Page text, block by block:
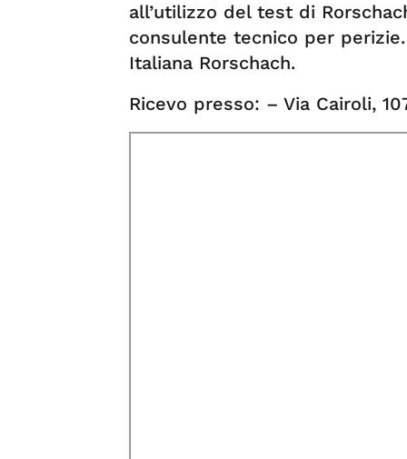
all’utilizzo del test di
consulente tecnico per
Italiana Rorschach.
Ricevo presso: – Via Cairoli,